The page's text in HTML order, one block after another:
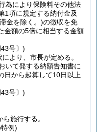
為により保険料その他法
1項に規定する納付金及
金を除く。)の徴収を免
金額の5倍に相当する金額
号〕)
より、市長が定める。
いて発する納額告知書に
日から起算して10日以上
号〕)
施行する。
例)